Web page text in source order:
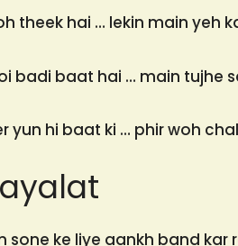
theek hai … lekin main yeh
badi baat hai … main tujhe
yun hi baat ki … phir woh
sone ke liye aankh band kar